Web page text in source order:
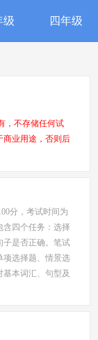
级 四年级
，不存储任何试
商业用途，否则后
分，考试时间为
含四个任务：选择
子是否正确。笔试
项选择题、情景选
本词汇、句型及